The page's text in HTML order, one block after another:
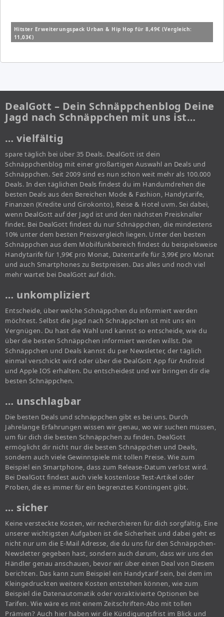
Hitster Erweiterungspack Urban & Hip Hop für 8,49€ (Vergleich:
11,03€)
DealGott – Dein Schnäppchenblog Deine
Jagd nach Schnäppchen mit uns ist…
… vielfältig
spare täglich bei über 35 Deals. DealGott ist dein
Schnäppchenblog mit einer großartigen Auswahl an Deals und
Schnäppchen. Seit 2009 sind es nun schon weit mehr als 100.000
Deals. In den täglichen Deals findest du im Handumdrehen die
besten Deals aus den Bereichen Mode & Fashion, Handytarife,
Finanzen (Kredite und Girokonto), Reise & Hotel uvm. Sei dabei,
wenn DealGott auf der Jagd ist und den nächsten Preisknaller
findet. Bei DealGott findest du nur Schnäppchen, die mindestens
10% unter dem besten Preisvergleich liegen. Unter den besten
Schnäppchen aus dem Mobilfunkbereich findest du beispielsweise
Handytarife für 1,99€ pro Monat, Datentarife für 3,99€ pro Monat
und auch Smartphones zu Bestpreisen. Das alles und noch viel
mehr wartet bei DealGott auf dich.
… unkompliziert
Entscheide, über welche Schnäppchen du informiert werden
möchtest. Selbst die Jagd nach Schnäppchen ist mit uns ein
Vergnügen. Du hast die Wahl und kannst so entscheide, wie du
über die besten Schnäppchen informiert werden willst. Die
Schnäppchen und Deals kannst du per Newsletter, der täglich
einmal verschickt wird oder über die DealGott App für Android
und Apple IOS erhalten. Du entscheidest und wir bringen dir die
besten Schnäppchen.
… unschlagbar
Die besten Deals und schnäppchen gibt es bei uns. Durch
Jahrelange Erfahrungen wissen wir genau, wo wir suchen müssen,
um für dich die besten Schnäppchen zu finden. DealGott
ermöglicht dir nicht nur die besten Schnäppchen und Deals,
sondern auch viele Gewinnspiele mit tollen Preise. Wie zum
Beispiel ein Smartphone, dass zum Release-Datum verlost wird.
Bei DealGott findest auch viele kostenlose Test-Artikel oder
Proben, die es immer für ein begrenztes Kontingent gibt.
… sicher
Keine versteckte Kosten, wir recherchieren für dich sorgfältig. Eine
unserer wichtigsten Aufgaben ist die Sicherheit und dabei geht es
nicht nur um die E-Mail Adresse, die du uns für den Schnäppchen-
Newsletter gegeben hast, sondern auch darum, dass wir uns den
Händler genau anschauen, bevor wir über einen Deal von Diesem
berichten. Das kann zum Beispiel ein Handytarif sein, bei dem im
Kleingedruckten weitere Kosten entstehen können, wie zum
Beispiel die Datenautomatik oder voraktivierte Optionen bei
Tarifen. Wie wäre es mit einem Zeitschriften-Abo mit tollen
Prämien? Auch hier haben wir die Kündigungsfrist im Blick und